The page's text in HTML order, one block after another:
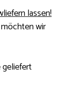
lassen!
wir